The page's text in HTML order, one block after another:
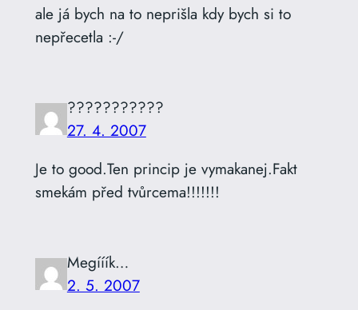
ale já bych na to neprišla kdy bych si to
nepřecetla :-/
???????????
27. 4. 2007
Je to good.Ten princip je vymakanej.Fakt
smekám před tvůrcema!!!!!!!
Megííík…
2. 5. 2007